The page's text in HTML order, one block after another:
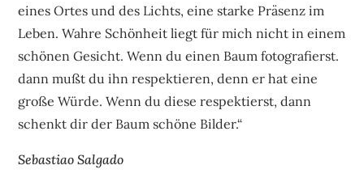
eines Ortes und des Lichts, eine starke Präsenz im
Leben. Wahre Schönheit liegt für mich nicht in einem
schönen Gesicht. Wenn du einen Baum fotografierst.
dann mußt du ihn respektieren, denn er hat eine
große Würde. Wenn du diese respektierst, dann
schenkt dir der Baum schöne Bilder.“
Sebastiao Salgado